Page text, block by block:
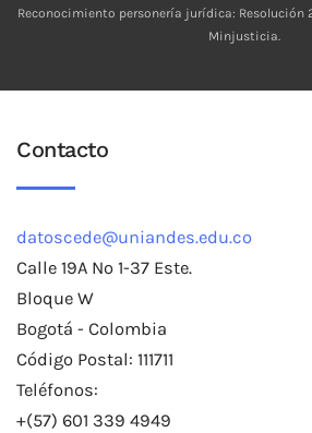
Reconocimiento personería jurídica: Resolución
Minjusticia.
Contacto
datoscede@uniandes.edu.co
Calle 19A No 1-37 Este.
Bloque W
Bogotá - Colombia
Código Postal: 111711
Teléfonos:
+(57) 601 339 4949